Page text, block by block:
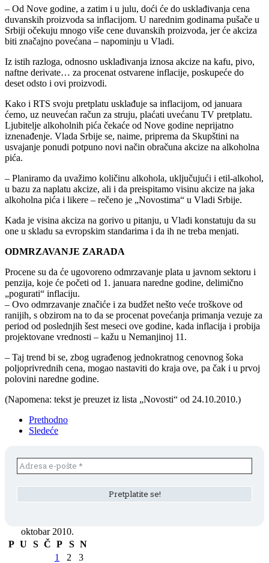
– Od Nove godine, a zatim i u julu, doći će do usklađivanja cena
duvanskih proizvoda sa inflacijom. U narednim godinama pušače u
Srbiji očekuju mnogo više cene duvanskih proizvoda, jer će akciza
biti značajno povećana – napominju u Vladi.
Iz istih razloga, odnosno usklađivanja iznosa akcize na kafu, pivo,
naftne derivate… za procenat ostvarene inflacije, poskupeće do
deset odsto i ovi proizvodi.
Kako i RTS svoju pretplatu usklađuje sa inflacijom, od januara
ćemo, uz neuvećan račun za struju, plaćati uvećanu TV pretplatu.
Ljubitelje alkoholnih pića čekaće od Nove godine neprijatno
iznenađenje. Vlada Srbije se, naime, priprema da Skupštini na
usvajanje ponudi potpuno novi način obračuna akcize na alkoholna
pića.
– Planiramo da uvažimo količinu alkohola, uključujući i etil-alkohol,
u bazu za naplatu akcize, ali i da preispitamo visinu akcize na jaka
alkoholna pića i likere – rečeno je „Novostima“ u Vladi Srbije.
Kada je visina akciza na gorivo u pitanju, u Vladi konstatuju da su
one u skladu sa evropskim standarima i da ih ne treba menjati.
ODMRZAVANJE ZARADA
Procene su da će ugovoreno odmrzavanje plata u javnom sektoru i
penzija, koje će početi od 1. januara naredne godine, delimično
„pogurati“ inflaciju.
– Ovo odmrzavanje značiće i za budžet nešto veće troškove od
ranijih, s obzirom na to da se procenat povećanja primanja vezuje za
period od poslednjih šest meseci ove godine, kada inflacija i probija
projektovane vrednosti – kažu u Nemanjinoj 11.
– Taj trend bi se, zbog ugrađenog jednokratnog cenovnog šoka
poljoprivrednih cena, mogao nastaviti do kraja ove, pa čak i u prvoj
polovini naredne godine.
(Napomena: tekst je preuzet iz lista „Novosti“ od 24.10.2010.)
Prethodno
Sledeće
oktobar 2010.
P U S Č P S N
1
2
3